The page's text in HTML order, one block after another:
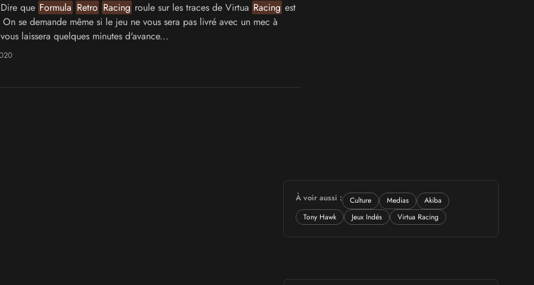
que Formula Retro Racing roule sur les traces de Virtua Racing est
se demande même si le jeu ne vous sera pas livré avec un mec à
laissera quelques minutes d'avance...
À voir aussi : Culture Medias
Akiba
Tony Hawk
Jeux Indés Virtua Racing